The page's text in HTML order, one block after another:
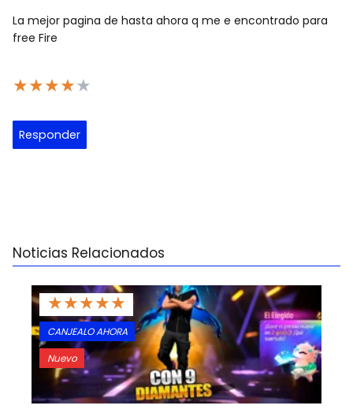
La mejor pagina de hasta ahora q me e encontrado para
free Fire
★★★★★
Responder
Noticias Relacionados
★★★★★
CANJEALO AHORA
Nuevo